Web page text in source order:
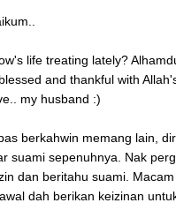
life treating lately?
and thankful with
my husband :)
berkahwin memang lain,
suami sepenuhnya. Nak
dan beritahu suami.
dah berikan keizinan